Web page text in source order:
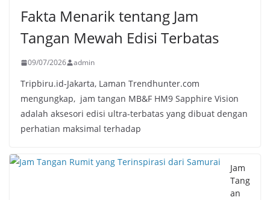
Fakta Menarik tentang Jam
Tangan Mewah Edisi Terbatas
09/07/2026 admin
Tripbiru.id-Jakarta, Laman Trendhunter.com
mengungkap, jam tangan MB&F HM9 Sapphire Vision
adalah aksesori edisi ultra-terbatas yang dibuat dengan
perhatian maksimal terhadap
Jam
Tang
an